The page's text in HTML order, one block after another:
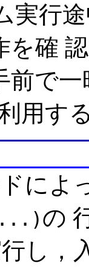
実行
を確
前で
用す
によ
の
し，